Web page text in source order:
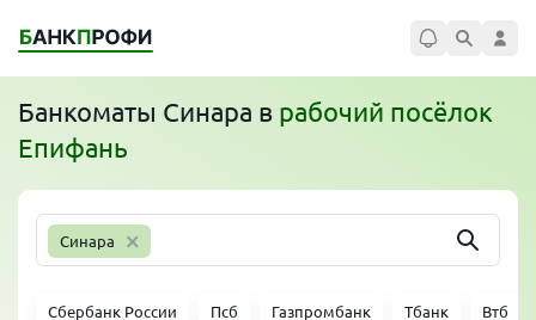
Банкоматы Синара в рабочий посёлок
Епифань
Синара ×
Сбербанк России Псб Газпромбанк Тбанк Втб